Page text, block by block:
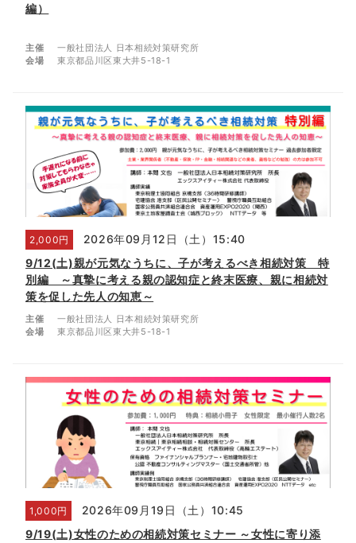
編）
主催
一般社団法人 日本相続対策研究所
会場
東京都品川区東大井5-18-1
2,000円
2026年09月12日（土）15:40
9/12(土)親が元気なうちに、子が考えるべき相続対策 特
別編 ～真摯に考える親の認知症と終末医療、親に相続対
策を促した先人の知恵～
主催
一般社団法人 日本相続対策研究所
会場
東京都品川区東大井5-18-1
1,000円
2026年09月19日（土）10:45
9/19(土)女性のための相続対策セミナー ～女性に寄り添